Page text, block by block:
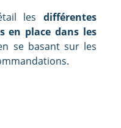
les différentes
en place dans les
se basant sur les